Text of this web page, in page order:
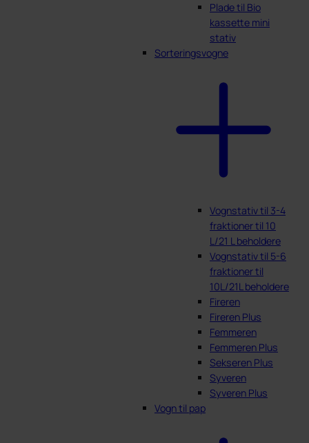
Plade til Bio
kassette mini
stativ
Sorteringsvogne
Vognstativ til 3-4
fraktioner til 10
L/21 L beholdere
Vognstativ til 5-6
fraktioner til
10L/21L beholdere
Fireren
Fireren Plus
Femmeren
Femmeren Plus
Sekseren Plus
Syveren
Syveren Plus
Vogn til pap